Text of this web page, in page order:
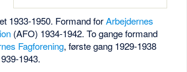
1933-1950. Formand forArbejdernes
(AFO) 1934-1942. To gange formand
Fagforening, første gang 1929-1938
1943.